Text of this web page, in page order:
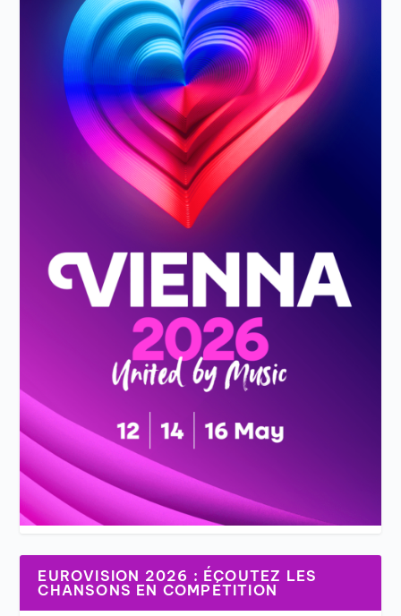
EUROVISION 2026 : ÉCOUTEZ LES
CHANSONS EN COMPÉTITION